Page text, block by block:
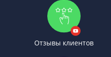
Отзывы клиентов